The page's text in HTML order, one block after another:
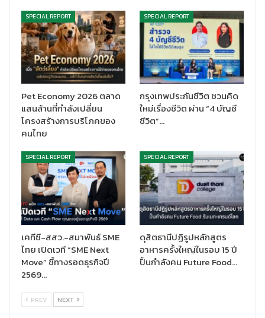
อุตสาหกรรม การท่องเที่ยว ตลอดจนค่าครองชีพของประชาชน บท
เรียนจากมหาอุทกภัยปี 2554 ที่สร้างความเสียหายกว่า 1.43 ล้านล้าน
บาท รวมถึงภัยแล้งต่อเนื่องในช่วงปี 2555-2556 ที่สร้างความเสีย
หายราว 30,000 ล้านบาท สะท้อนว่าประเทศไทยกำลังสูญเสียทาง
เศรษฐกิจจากปัญหาน้ำทุกปี หากยังใช้แนวทางบริหารจัดการแบบเดิม
ความเสียหายจะยิ่งทวีขึ้นตามความรุนแรงของ Climate Change จึง
เป็นที่มาของการผลักดันแนวคิด “Water Economy” เพื่อเปลี่ยนมุม
มองจากการ “รับมือภัยพิบัติ” ไปสู่การใช้ “น้ำ” เป็นกลไกขับเคลื่อน
เศรษฐกิจ ผ่านการบริหารจัดการเชิงรุกด้วยข้อมูล วิทยาศาสตร์ และ
นวัตกรรม โดยอาศัยความร่วมมือจากศูนย์ “กันก่อนท่วม” คณะ
วิศวกรรมศาสตร์ จุฬาลงกรณ์มหาวิทยาลัย รวมถึงพันธมิตรระดับโลก
และภาคเอกชน
น้ำไม่ใช่แค่สิ่งแวดล้อม แต่คือโครงสร้างพื้นฐานเศรษฐกิจ
รองศาสตราจารย์ ดร.วิทยา วัณณสุโภประสิทธิ์คณบดีคณะ
วิศวกรรมศาสตร์ จุฬาลงกรณ์มหาวิทยาลัย และประธานคณะ
กรรมการศูนย์ “กันก่อนท่วม” กล่าวว่า ปัจจุบันทรัพยากรน้ำเกี่ยวข้อง
กับโครงสร้างเศรษฐกิจไทยมูลค่ากว่า 17 ล้านล้านบาท ไม่ต่างจาก
ระบบพลังงาน ดิจิทัล หรือโลจิสติกส์ ประเทศไทยกำลังเผชิญความ
เสี่ยงจากเอลนีโญ ภัยแล้ง ฝนทิ้งช่วง และอุทกภัยรุนแรง ซึ่งส่งผลกระ
ทบโดยตรงต่อเศรษฐกิจ สังคม และความเชื่อมั่นในการลงทุน โดยบท
SPECIAL REPORT
Pet Economy 2026 ตลาด
แสนล้านที่กำลังเปลี่ยน
โครงสร้างการบริโภคของ
คนไทย
SPECIAL REPORT
กรุงเทพประกันชีวิต ชวนคิด
ใหม่เรื่องชีวิต ผ่าน “4 บัญชี
ชีวิต”…
SPECIAL REPORT
เคทีซี-สสว.-สมาพันธ์ SME
ไทย เปิดเวที “SME Next
Move” ชี้ทางรอดธุรกิจปี
2569…
SPECIAL REPORT
ดุสิตธานีปฏิรูปหลักสูตร
อาหารครั้งใหญ่ในรอบ 15 ปี
ปั้นกำลังคน Future Food…
PREV NEXT